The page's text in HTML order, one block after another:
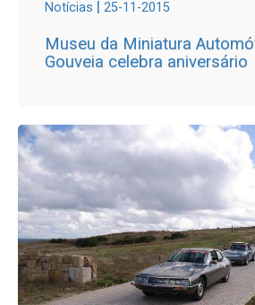
Notícias | 25-11-2015
Museu da Miniatura
Gouveia celebra aniversário